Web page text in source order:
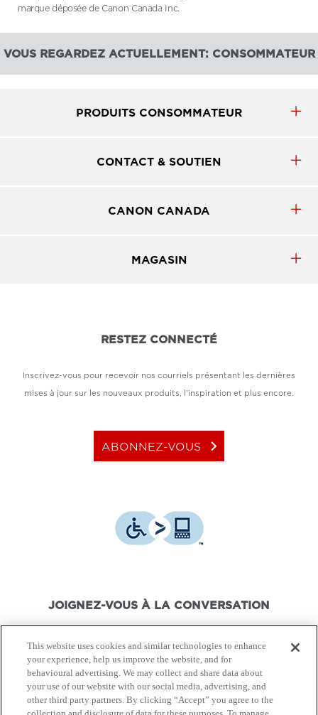
marque déposée de Canon Canada Inc.
VOUS REGARDEZ ACTUELLEMENT: CONSOMMATEUR
PRODUITS CONSOMMATEUR
CONTACT & SOUTIEN
CANON CANADA
MAGASIN
RESTEZ CONNECTÉ
Inscrivez-vous pour recevoir nos courriels présentant les dernières
mises à jour sur les nouveaux produits, l'inspiration et plus encore.
ABONNEZ-VOUS keyboard_arrow_right
JOIGNEZ-VOUS À LA CONVERSATION
Tous droits réservés.
This website uses cookies and similar technologies to enhance
your experience, help us improve the website, and for
behavioural advertising. We may collect and share data about
your use of our website with our social media, advertising, and
other third party partners. By clicking “Accept” you agree to the